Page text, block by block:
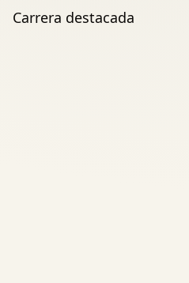
Carrera destacada